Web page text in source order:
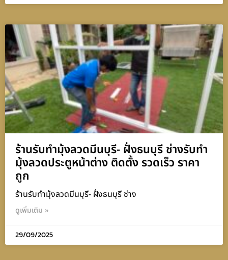
ร้านรับทำมุ้งลวดมีนบุรี- ฝั่งธนบุรี ช่างรับทำ
มุ้งลวดประตูหน้าต่าง ติดตั้ง รวดเร็ว ราคา
ถูก
ร้านรับทำมุ้งลวดมีนบุรี- ฝั่งธนบุรี ช่าง
ดูเพิ่มเติม »
29/09/2025